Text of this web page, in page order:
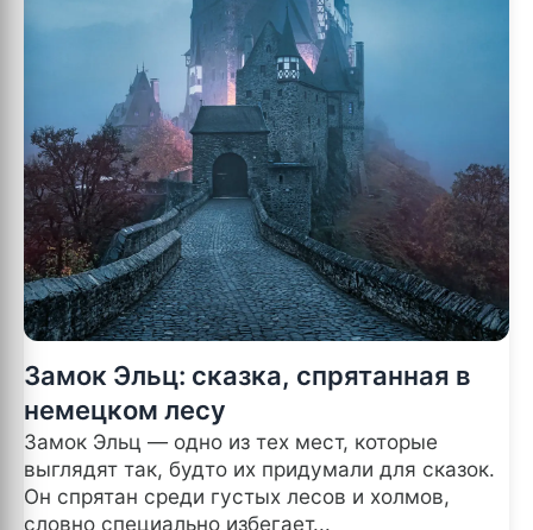
Замок Эльц: сказка, спрятанная в
немецком лесу
Замок Эльц — одно из тех мест, которые
выглядят так, будто их придумали для сказок.
Он спрятан среди густых лесов и холмов,
словно специально избегает...